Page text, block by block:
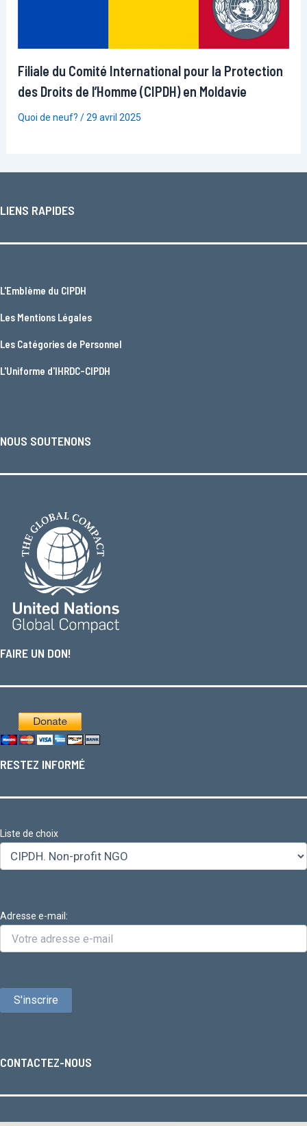
Filiale du Comité International pour la Protection
des Droits de l’Homme (CIPDH) en Moldavie
Quoi de neuf? /29 avril 2025
LIENS RAPIDES
L'Emblème du CIPDH
Les Mentions Légales
Les Catégories de Personnel
L'Uniforme d'IHRDC-CIPDH
NOUS SOUTENONS
FAIRE UN DON!
RESTEZ INFORMÉ
Liste de choix
Adresse e-mail:
CONTACTEZ-NOUS